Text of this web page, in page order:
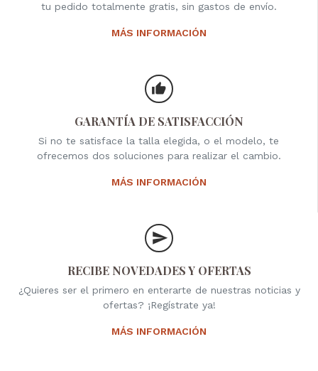
tu pedido totalmente gratis, sin gastos de envío.
MÁS INFORMACIÓN
GARANTÍA DE SATISFACCIÓN
Si no te satisface la talla elegida, o el modelo, te
ofrecemos dos soluciones para realizar el cambio.
MÁS INFORMACIÓN
RECIBE NOVEDADES Y OFERTAS
¿Quieres ser el primero en enterarte de nuestras noticias y
ofertas? ¡Regístrate ya!
MÁS INFORMACIÓN